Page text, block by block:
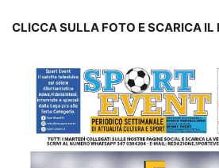
CLICCA SULLA FOTO E SCARICA IL